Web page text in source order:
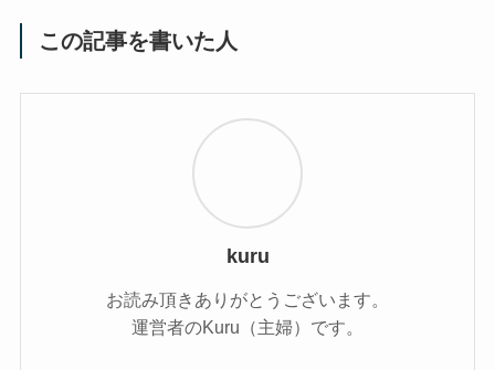
この記事を書いた人
kuru
お読み頂きありがとうございます。
運営者のKuru（主婦）です。